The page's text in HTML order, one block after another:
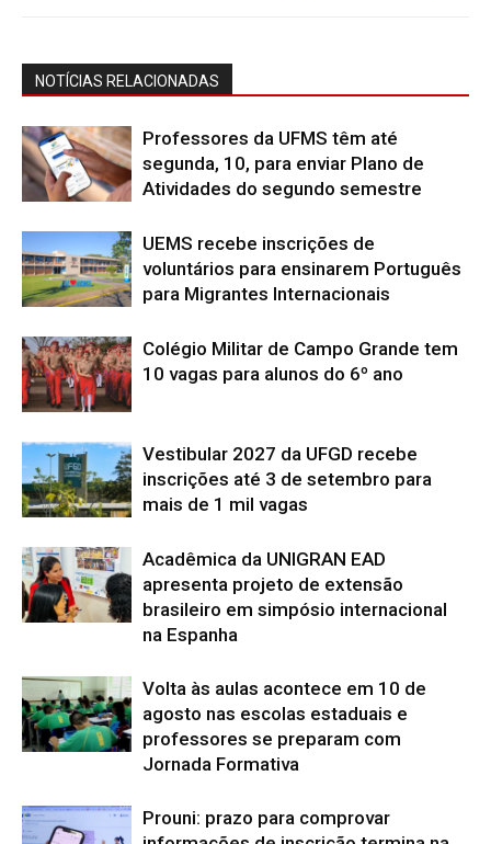
NOTÍCIAS RELACIONADAS
Professores da UFMS têm até
segunda, 10, para enviar Plano de
Atividades do segundo semestre
UEMS recebe inscrições de
voluntários para ensinarem Português
para Migrantes Internacionais
Colégio Militar de Campo Grande tem
10 vagas para alunos do 6º ano
Vestibular 2027 da UFGD recebe
inscrições até 3 de setembro para
mais de 1 mil vagas
Acadêmica da UNIGRAN EAD
apresenta projeto de extensão
brasileiro em simpósio internacional
na Espanha
Volta às aulas acontece em 10 de
agosto nas escolas estaduais e
professores se preparam com
Jornada Formativa
Prouni: prazo para comprovar